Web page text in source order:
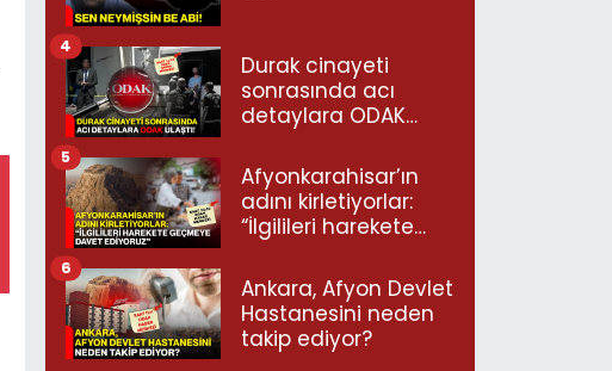
Durak cinayeti
sonrasında acı
detaylara ODAK
4
Afyonkarahisar’ın
adını kirletiyorlar:
“İlgilileri harekete
ediyoruz”
5
Ankara, Afyon Devlet
Hastanesini neden
takip ediyor?
6